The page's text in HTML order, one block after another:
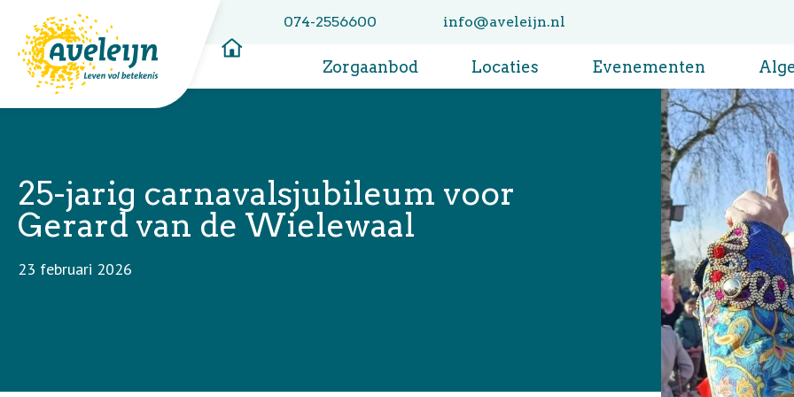
074-2556600
info@aveleijn.nl
Zorgaanbod Locaties Evenementen
25-jarig carnavalsjubileum voor
Gerard van de Wielewaal
23 februari 2026